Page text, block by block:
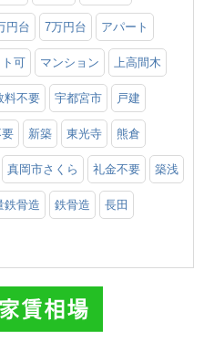
円台 7万円台 アパート
可 マンション 上高間木
料不要 宇都宮市 戸建
新築 東光寺 熊倉
真岡市さくら 礼金不要 築浅
鉄骨造 鉄骨造 長田